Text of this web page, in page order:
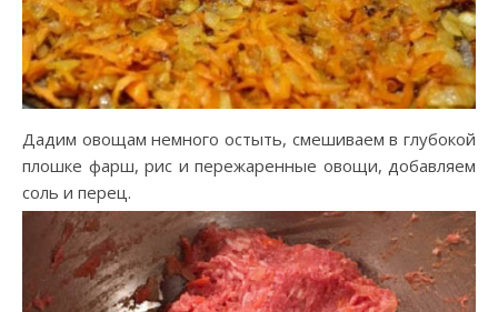
Дадим овощам немного остыть, смешиваем в глубокой
плошке фарш, рис и пережаренные овощи, добавляем
соль и перец.